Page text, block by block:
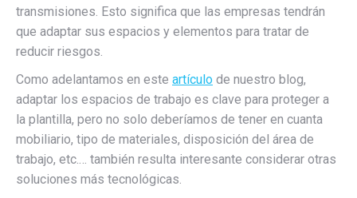
transmisiones. Esto significa que las empresas tendrán
que adaptar sus espacios y elementos para tratar de
reducir riesgos.
Como adelantamos en este artículo de nuestro blog,
adaptar los espacios de trabajo es clave para proteger a
la plantilla, pero no solo deberíamos de tener en cuanta
mobiliario, tipo de materiales, disposición del área de
trabajo, etc.… también resulta interesante considerar otras
soluciones más tecnológicas.